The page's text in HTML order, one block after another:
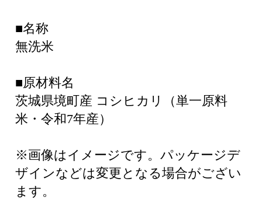
■名称
無洗米
■原材料名
茨城県境町産 コシヒカリ（単一原料
米・令和7年産）
※画像はイメージです。パッケージデ
ザインなどは変更となる場合がござい
ます。